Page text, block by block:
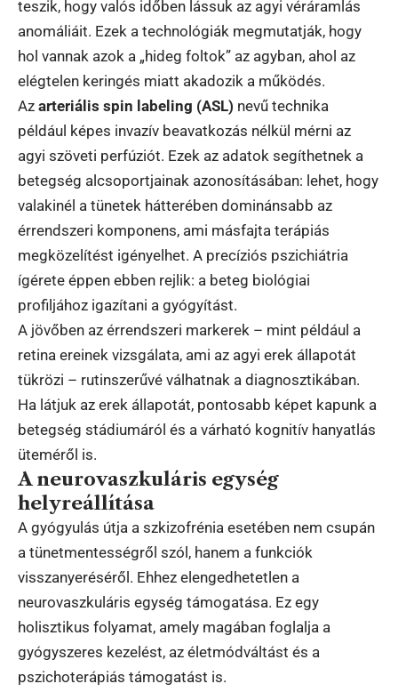
teszik, hogy valós időben lássuk az agyi véráramlás
anomáliáit. Ezek a technológiák megmutatják, hogy
hol vannak azok a „hideg foltok” az agyban, ahol az
elégtelen keringés miatt akadozik a működés.
Az arteriális spin labeling (ASL) nevű technika
például képes invazív beavatkozás nélkül mérni az
agyi szöveti perfúziót. Ezek az adatok segíthetnek a
betegség alcsoportjainak azonosításában: lehet, hogy
valakinél a tünetek hátterében dominánsabb az
érrendszeri komponens, ami másfajta terápiás
megközelítést igényelhet. A precíziós pszichiátria
ígérete éppen ebben rejlik: a beteg biológiai
profiljához igazítani a gyógyítást.
A jövőben az érrendszeri markerek – mint például a
retina ereinek vizsgálata, ami az agyi erek állapotát
tükrözi – rutinszerűvé válhatnak a diagnosztikában.
Ha látjuk az erek állapotát, pontosabb képet kapunk a
betegség stádiumáról és a várható kognitív hanyatlás
üteméről is.
A neurovaszkuláris egység
helyreállítása
A gyógyulás útja a szkizofrénia esetében nem csupán
a tünetmentességről szól, hanem a funkciók
visszanyeréséről. Ehhez elengedhetetlen a
neurovaszkuláris egység támogatása. Ez egy
holisztikus folyamat, amely magában foglalja a
gyógyszeres kezelést, az életmódváltást és a
pszichoterápiás támogatást is.